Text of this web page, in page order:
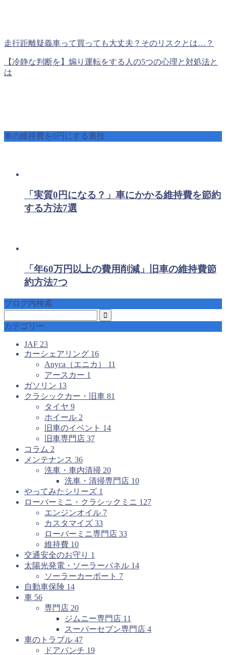
走行距離疑義車って買っても大丈夫？そのリスクとは…？
【冷静な判断を】煽り運転をする人の5つの心理と対処法と
は
車の維持費を0円にする裏技
「実質0円になる？」車にかかる維持費を節約
する方法7選
「年60万円以上の費用削減」旧車の維持費節
約方法7つ
ブログ内検索
カテゴリー
JAF 23
カーシェアリング 16
Anyca（エニカ） 11
アースカー 1
ガソリン 13
クラシックカー・旧車 81
タイヤ 9
ホイール 2
旧車のイベント 14
旧車専門店 37
コラム 2
メンテナンス 36
洗車・車内清掃 20
洗車・清掃専門店 10
やってみたシリーズ 1
ローバーミニ・クラシックミニ 127
エンジンオイル 7
カスタマイズ 33
ローバーミニ専門店 33
維持費 10
交通安全のお守り 1
太陽光発電・ソーラーパネル 14
ソーラーカーポート 7
自動車保険 14
車 56
専門店 20
ジムニー専門店 11
スーパーセブン専門店 4
車のトラブル 47
ドアパンチ 19